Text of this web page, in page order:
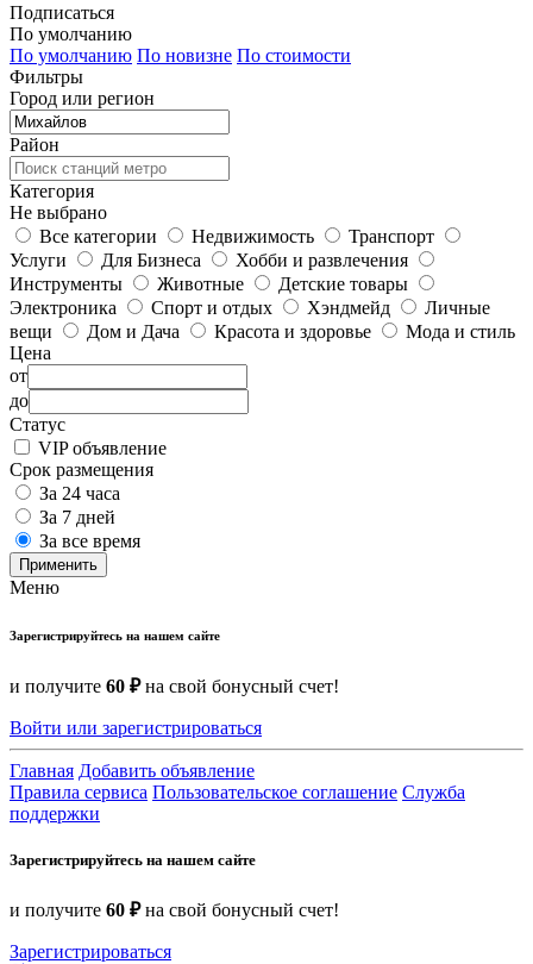
Подписаться
По умолчанию
По умолчанию По новизне По стоимости
Фильтры
Город или регион
Район
Категория
Не выбрано
Все категории
Недвижимость
Транспорт
Услуги
Для Бизнеса
Хобби и развлечения
Инструменты
Животные
Детские товары
Электроника
Спорт и отдых Хэндмейд
Личные
вещи
Дом и Дача Красота и здоровье
Мода и стиль
Цена
от
до
Статус
VIP объявление
Срок размещения
За 24 часа
За 7 дней
За все время
Применить
Меню
Зарегистрируйтесь на нашем сайте
и получите 60 ₽на свой бонусный счет!
Войти или зарегистрироваться
Главная Добавить объявление
Правила сервиса Пользовательское соглашение Служба
поддержки
Зарегистрируйтесь на нашем сайте
и получите 60 ₽на свой бонусный счет!
Зарегистрироваться